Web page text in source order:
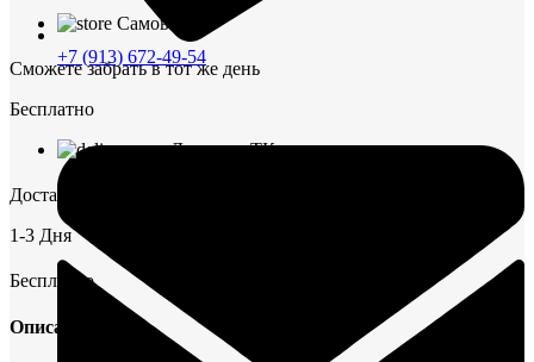
+7 (913) 672-49-54
Самовывоз
Сможете забрать в тот же день
Бесплатно
Доставка ТК
Доставим до пункта выдачи в г. Омск
1-3 Дня
Бесплатно
Описание